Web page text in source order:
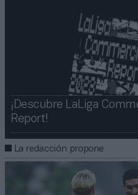
¡Descubre LaLiga
Report!​​
La redacción propone